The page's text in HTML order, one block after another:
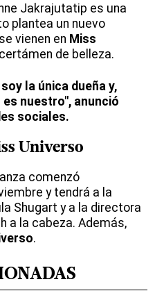
Jakrajutatip es una
plantea un nuevo
vienen en Miss
de belleza.
la única dueña y,
nuestro", anunció
sociales.
Universo
comenzó
y tendrá a la
Shugart y a la directora
a la cabeza. Además,
.